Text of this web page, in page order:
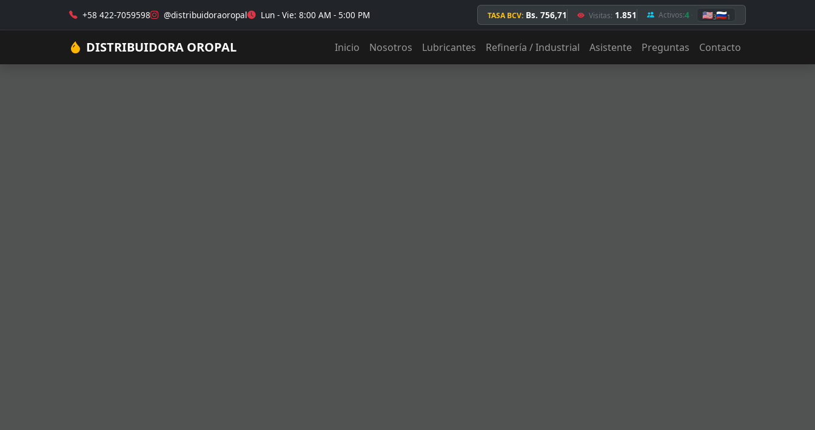
+58 422-7059598 @distribuidoraoropal Lun - Vie: 8:00 AM - 5:00 PM TASA BCV: Bs. 756,71 Visitas: 1.851 Activos:4 🇺🇸3🇷🇺1
DISTRIBUIDORA OROPAL Inicio Nosotros Lubricantes Refinería / Industrial Asistente Preguntas Contacto